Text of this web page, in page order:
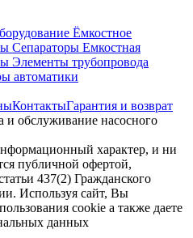
Ёмкостное
Сепараторы Емкостная
Элементы трубопровода
автоматики
КонтактыГарантия и возврат
обслуживание насосного
характер, и ни
публичной офертой,
437(2) Гражданского
Используя сайт, Вы
cookie а также даете
данных